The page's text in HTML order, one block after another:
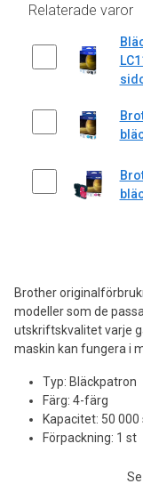
Brother
modeller som de
utskriftskvalitet varje
maskin kan fungera i
Typ: Bläckpatron
Färg: 4-färg
Kapacitet: 50 000
Förpackning: 1 st
Relaterade varor